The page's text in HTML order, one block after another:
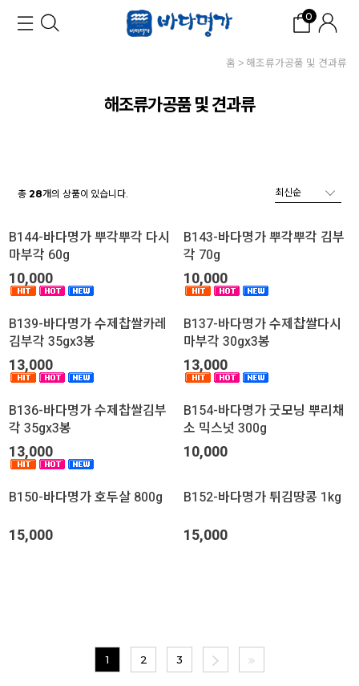
0
홈 해조류가공품 및 견과류
해조류가공품 및 견과류
총28개의 상품이 있습니다.
B144-바다명가 뿌각뿌각 다시
마부각 60g
10,000
B143-바다명가 뿌각뿌각 김부
각 70g
10,000
B139-바다명가 수제찹쌀카레
김부각 35gx3봉
13,000
B137-바다명가 수제찹쌀다시
마부각 30gx3봉
13,000
B136-바다명가 수제찹쌀김부
각 35gx3봉
13,000
B154-바다명가 굿모닝 뿌리채
소 믹스넛 300g
10,000
B150-바다명가 호두살 800g
15,000
B152-바다명가 튀김땅콩 1kg
15,000
1 2 3